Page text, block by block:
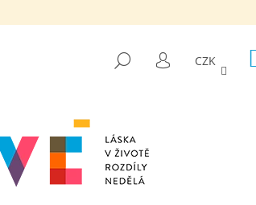
HLEDAT
PŘIHLÁŠENÍ
CZK